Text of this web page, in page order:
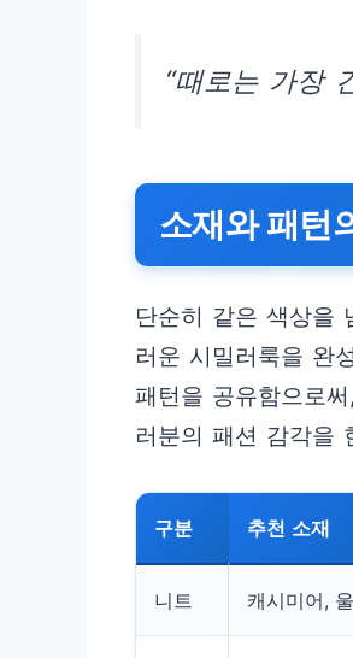
“때로는 가장
소재와 패턴
단순히 같은 색상을
러운 시밀러룩을 완
패턴을 공유함으로
러분의 패션 감각을
구분 추천 소재
니트 캐시미어,